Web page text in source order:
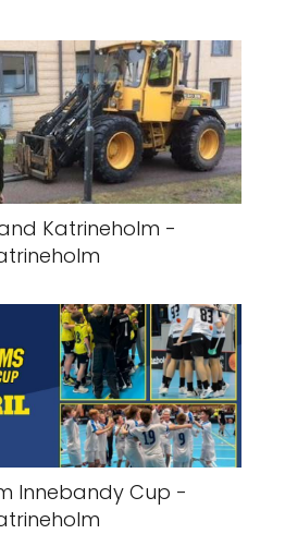
Katrineholm -
Innebandy Cup -